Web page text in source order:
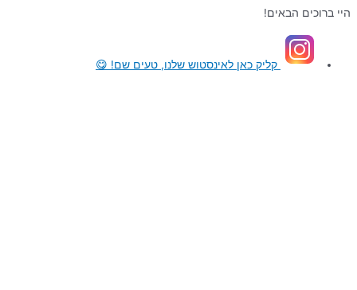
דילוג
היי ברוכים הבאים!
קליק כאן לאינסטוש שלנו, טעים שם! 😋